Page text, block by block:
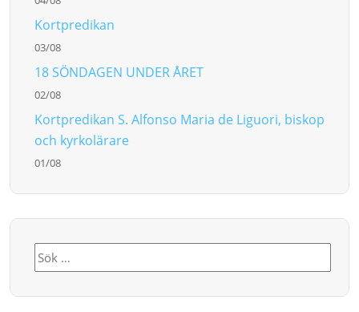
Kortpredikan
03/08
18 SÖNDAGEN UNDER ÅRET
02/08
Kortpredikan S. Alfonso Maria de Liguori, biskop
och kyrkolärare
01/08
Sök
efter: